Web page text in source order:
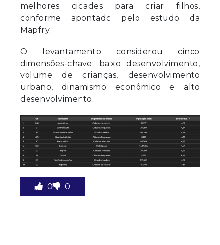
melhores cidades para criar filhos,
conforme apontado pelo estudo da
Mapfry.
O levantamento considerou cinco
dimensões-chave: baixo desenvolvimento,
volume de crianças, desenvolvimento
urbano, dinamismo econômico e alto
desenvolvimento.
0 0